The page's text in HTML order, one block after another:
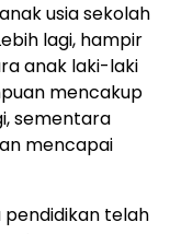
usia sekolah
lagi, hampir
anak laki-laki
mencakup
sementara
mencapai
telah